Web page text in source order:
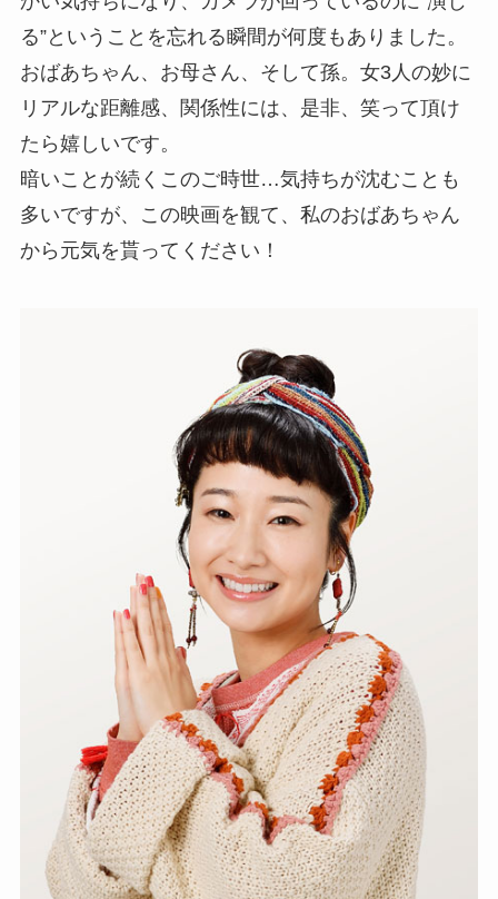
る”ということを忘れる瞬間が何度もありました。
おばあちゃん、お母さん、そして孫。女3人の妙に
リアルな距離感、関係性には、是非、笑って頂け
たら嬉しいです。
暗いことが続くこのご時世…気持ちが沈むことも
多いですが、この映画を観て、私のおばあちゃん
から元気を貰ってください！